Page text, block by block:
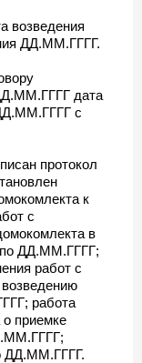
возведения
ДД.ММ.ГГГГ.
дата
с
протокол
к
с
в
ДД.ММ.ГГГГ;
работ с
работа
приемке
ДД.ММ.ГГГГ.